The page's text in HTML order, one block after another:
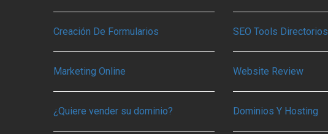
Creación De Formularios
Marketing Online
¿Quiere vender su dominio?
SEO Tools Directorios
Website Review
Dominios Y Hosting